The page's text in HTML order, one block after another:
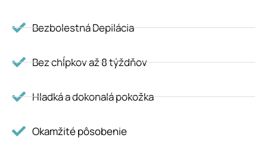
Bezbolestná Depilácia
Bez chĺpkov až 8 týždňov
Hladká a dokonalá pokožka
Okamžité pôsobenie